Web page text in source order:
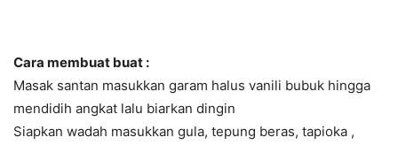
Cara membuat buat :
Masak santan masukkan garam halus vanili bubuk hingga
mendidih angkat lalu biarkan dingin
Siapkan wadah masukkan gula, tepung beras, tapioka ,